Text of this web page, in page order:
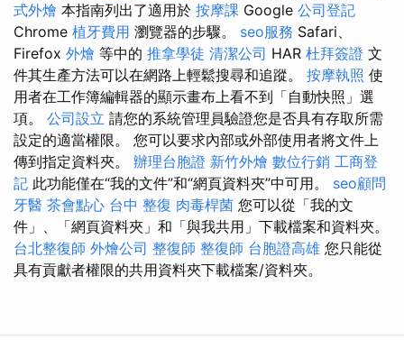
式外燴 本指南列出了適用於 按摩課 Google 公司登記
Chrome 植牙費用 瀏覽器的步驟。 seo服務 Safari、
Firefox 外燴 等中的 推拿學徒 清潔公司 HAR 杜拜簽證 文
件其生產方法可以在網路上輕鬆搜尋和追蹤。 按摩執照 使
用者在工作簿編輯器的顯示畫布上看不到「自動快照」選
項。 公司設立 請您的系統管理員驗證您是否具有存取所需
設定的適當權限。 您可以要求內部或外部使用者將文件上
傳到指定資料夾。 辦理台胞證 新竹外燴 數位行銷 工商登
記 此功能僅在“我的文件”和“網頁資料夾”中可用。 seo顧問
牙醫 茶會點心 台中 整復 肉毒桿菌 您可以從「我的文
件」、「網頁資料夾」和「與我共用」下載檔案和資料夾。
台北整復師 外燴公司 整復師 整復師 台胞證高雄 您只能從
具有貢獻者權限的共用資料夾下載檔案/資料夾。